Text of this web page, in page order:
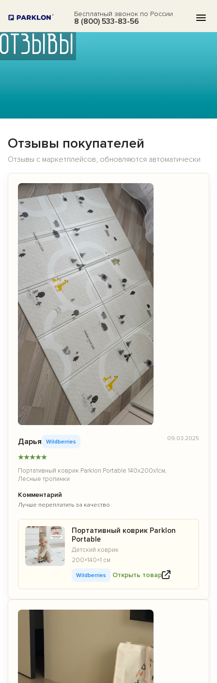
8 (800) 533-83-56
Бесплатный звонок по России
ВОПРОСЫ
О НАС
ОТЗЫВЫ
КОНТАКТЫ
ОТЗЫВЫ
Отзывы покупателей
Отзывы с маркетплейсов, обновляются автоматически
Дарья Wildberries
★★★★★
Портативный коврик Parklon Portable 140x200x1см,
Лесные тропинки
09.03.2025
Комментарий
Лучше переплатить за качество
Портативный коврик Parklon
Portable
Детский коврик
200×140×1 см
Wildberries Открыть товар